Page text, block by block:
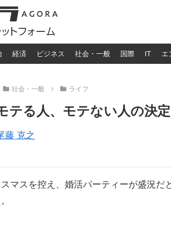
経済 ビジネス 社会・一般 国際 IT エ
社会・一般 ライフ
テる人、モテない人の決
藤 克之
マスを控え、婚活パーティーが盛況だ